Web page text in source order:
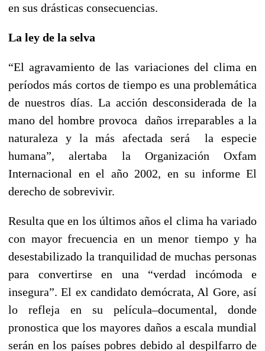
en sus drásticas consecuencias.
La ley de la selva
“El agravamiento de las variaciones del clima en
períodos más cortos de tiempo es una problemática
de nuestros días. La acción desconsiderada de la
mano del hombre provoca daños irreparables a la
naturaleza y la más afectada será la especie
humana”, alertaba la Organización Oxfam
Internacional en el año 2002, en su informe El
derecho de sobrevivir.
Resulta que en los últimos años el clima ha variado
con mayor frecuencia en un menor tiempo y ha
desestabilizado la tranquilidad de muchas personas
para convertirse en una “verdad incómoda e
insegura”. El ex candidato demócrata, Al Gore, así
lo refleja en su película–documental, donde
pronostica que los mayores daños a escala mundial
serán en los países pobres debido al despilfarro de